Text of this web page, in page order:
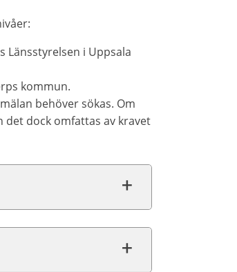
Länsstyrelsen i Uppsala
kommun.
behöver sökas. Om
dock omfattas av kravet